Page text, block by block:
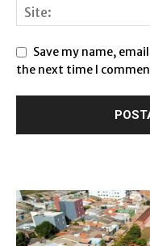
Save my name,
the next time I